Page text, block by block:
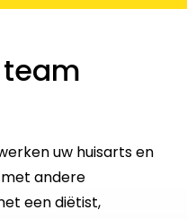
team
uw huisarts en
andere
een diëtist,